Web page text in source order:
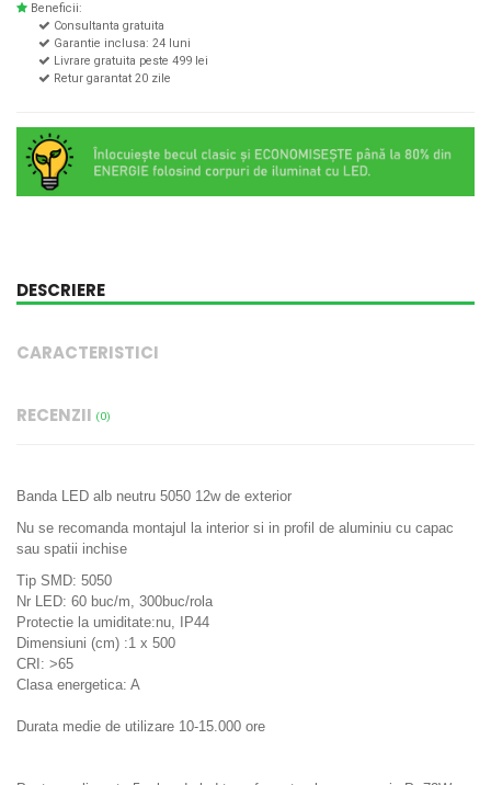
Beneficii:
Consultanta gratuita
Garantie inclusa: 24 luni
Livrare gratuita peste 499 lei
Retur garantat 20 zile
DESCRIERE
CARACTERISTICI
RECENZII (0)
Banda LED alb neutru 5050 12w de exterior
Nu se recomanda montajul la interior si in profil de aluminiu cu capac
sau spatii inchise
Tip SMD: 5050
Nr LED: 60 buc/m, 300buc/rola
Protectie la umiditate:nu, IP44
Dimensiuni (cm) :1 x 500
CRI: >65
Clasa energetica: A
Durata medie de utilizare 10-15.000 ore